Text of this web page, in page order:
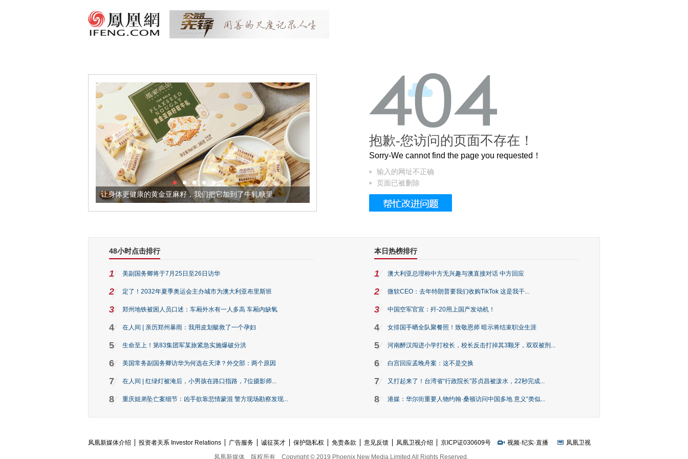
让身体更健康的黄金亚麻籽，我们把它加到了牛轧糖里 被列入佛家七宝的它到底有多美？
抱歉-您访问的页面不存在！
Sorry-We cannot find the page you requested！
输入的网址不正确
页面已被删除
48小时点击排行
1 美副国务卿将于7月25日至26日访华
2 定了！2032年夏季奥运会主办城市为澳大利亚布里斯班
3 郑州地铁被困人员口述：车厢外水有一人多高 车厢内缺氧
4 在人间 | 亲历郑州暴雨：我用皮划艇救了一个孕妇
5 生命至上！第83集团军某旅紧急实施爆破分洪
6 美国常务副国务卿访华为何选在天津？外交部：两个原因
7 在人间 | 红绿灯被淹后，小男孩在路口指路，7位摄影师...
8 重庆姐弟坠亡案细节：凶手欲靠悲情蒙混 警方现场勘察发现...
本日热榜排行
1 澳大利亚总理称中方无兴趣与澳直接对话 中方回应
2 微软CEO：去年特朗普要我们收购TikTok 这是我干...
3 中国空军官宣：歼-20用上国产发动机！
4 女排国手晒全队聚餐照！致敬恩师 暗示将结束职业生涯
5 河南醉汉闯进小学打校长，校长反击打掉其3颗牙，双双被刑...
6 白宫回应孟晚舟案：这不是交换
7 又打起来了！台湾省“行政院长”苏贞昌被泼水，22秒完成...
8 港媒：华尔街重要人物约翰·桑顿访问中国多地 意义“类似...
凤凰新媒体介绍 投资者关系 Investor Relations 广告服务 诚征英才 保护隐私权 免责条款 意见反馈 凤凰卫视介绍 京ICP证030609号 视频·纪实·直播
凤凰卫视
凤凰新媒体
版权所有 Copyright © 2019 Phoenix New Media Limited All Rights Reserved.